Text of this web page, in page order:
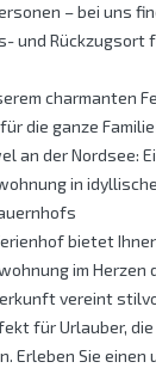
– bei uns
und Rückzugsort
charmanten
die ganze
an der Nordsee:
in
bietet
im Herzen
vereint
für Urlauber,
Erleben Sie einen